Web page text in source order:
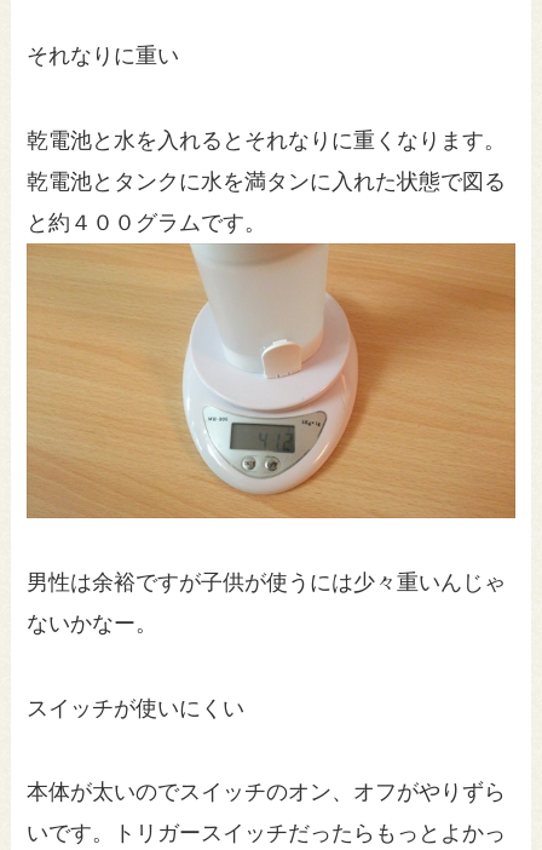
それなりに重い
乾電池と水を入れるとそれなりに重くなります。
乾電池とタンクに水を満タンに入れた状態で図る
と約４００グラムです。
男性は余裕ですが子供が使うには少々重いんじゃ
ないかなー。
スイッチが使いにくい
本体が太いのでスイッチのオン、オフがやりずら
いです。トリガースイッチだったらもっとよかっ